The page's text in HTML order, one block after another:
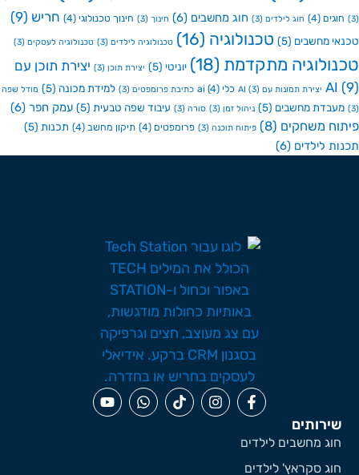
(4) חוג לילדים(3) חוג מחשבים(6) חינוך (3) חינוך טכנולוגי(4) חריש(9)
מחשבים(5) טכנולוגיה(16) טכנולוגיה לילדים(3) טכנולוגיה לעסקים(3)
מתקדמת(18) יוניטי (5) יצירת תוכן(3)
יצירת תוכן עם
AI יצירת תמונות עם AI(3) כלי ai(4) כתיבת פרומפטים(3) למידת מכונה(5) מודל שפה
מחשבים(5) ניהול זמן(3) סורה (3) עיבוד שפה טבעית(5) עמק חפר (6)
משחקים(8) פיתוח תוכנה (3) פרומפטים(4) תיקון מחשב(4) תכנות(5)
לילדים(6)
מחשבים לילדים
סקראץ' לילדים